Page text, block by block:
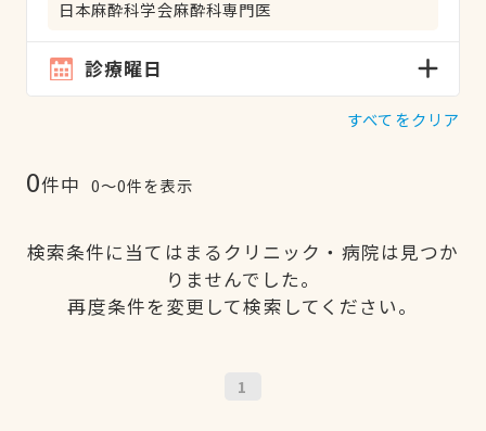
日本麻酔科学会麻酔科専門医
診療曜日
すべてをクリア
0件中 0〜0件を表示
検索条件に当てはまるクリニック・病院は見つか
りませんでした。
再度条件を変更して検索してください。
1